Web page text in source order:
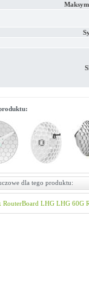
dla tego produktu:
RouterBoard LHG LHG 60G